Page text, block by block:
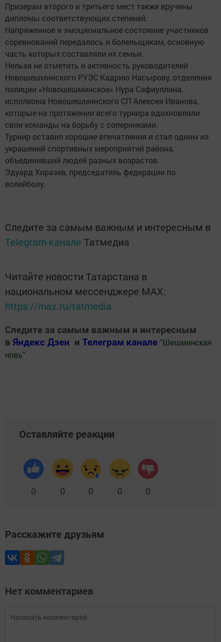
Призерам второго и третьего мест также вручены
дипломы соответствующих степеней.
Напряженное и эмоциональное состояние участников
соревнований передалось и болельщикам, основную
часть которых составляли их семьи.
Нельзя не отметить и активность руководителей
Новошешминского РУЭС Кадрию Насырову, отделения
полиции «Новошешминское» Нура Сафиуллина,
исполкома Новошешминского СП Алексея Иванова,
которые на протяжении всего турнира вдохновляли
свои команды на борьбу с соперниками.
Турнир оставил хорошие впечатления и стал одним из
украшений спортивных мероприятий района,
объединивший людей разных возрастов.
Эдуард Хиразев, председатель федерации по
волейболу.
Следите за самым важным и интересным в
Telegram-канале Татмедиа
Читайте новости Татарстана в
национальном мессенджере MАХ:
https://max.ru/tatmedia
Следите за самым важным и интересным
в Яндекс Дзен и Телеграм канале " Шешминская
новь"
Оставляйте реакции
0 0 0 0 0
Расскажите друзьям
Нет комментариев